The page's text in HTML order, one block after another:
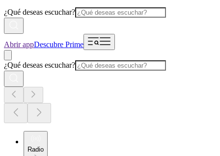
¿Qué deseas escuchar?
Abrir appDescubre Prime
¿Qué deseas escuchar?
Radio